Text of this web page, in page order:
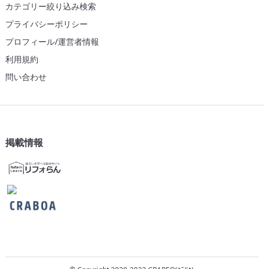
カテゴリー絞り込み検索
プライバシーポリシー
プロフィール/運営者情報
利用規約
問い合わせ
掲載情報